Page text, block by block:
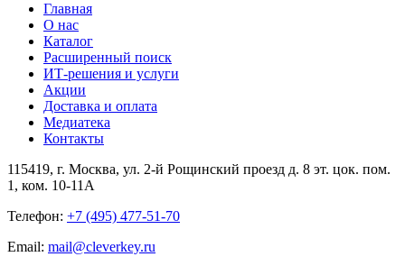
Главная
О нас
Каталог
Расширенный поиск
ИТ-решения и услуги
Акции
Доставка и оплата
Медиатека
Контакты
115419, г. Москва, ул. 2-й Рощинский проезд д. 8 эт. цок. пом.
1, ком. 10-11А
Телефон: +7 (495) 477-51-70
Email: mail@cleverkey.ru